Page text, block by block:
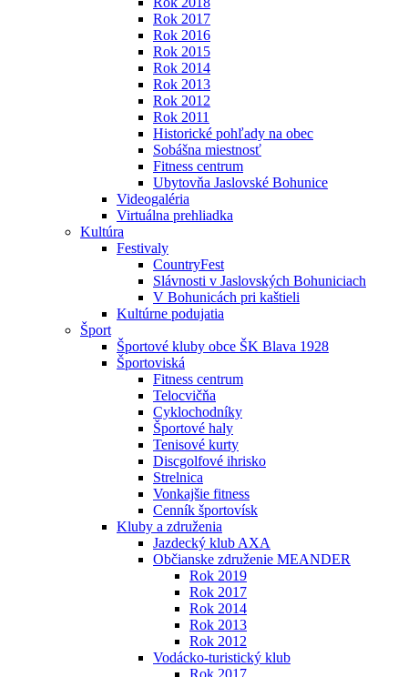
Rok 2017
Rok 2016
Rok 2015
Rok 2014
Rok 2013
Rok 2012
Rok 2011
Historické pohľady na obec
Sobášna miestnosť
Fitness centrum
Ubytovňa Jaslovské Bohunice
Videogaléria
Virtuálna prehliadka
Kultúra
Festivaly
CountryFest
Slávnosti v Jaslovských Bohuniciach
V Bohunicách pri kaštieli
Kultúrne podujatia
Šport
Športové kluby obce ŠK Blava 1928
Športoviská
Fitness centrum
Telocvičňa
Cyklochodníky
Športové haly
Tenisové kurty
Discgolfové ihrisko
Strelnica
Vonkajšie fitness
Cenník športovísk
Kluby a združenia
Jazdecký klub AXA
Občianske združenie MEANDER
Rok 2019
Rok 2017
Rok 2014
Rok 2013
Rok 2012
Vodácko-turistický klub
Rok 2017